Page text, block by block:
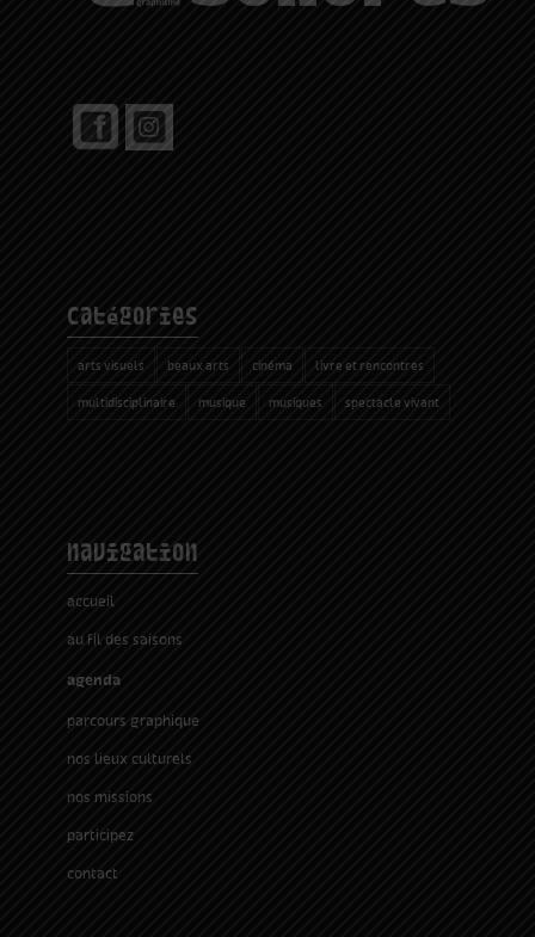
catégories
arts visuels beaux arts cinéma livre et rencontres
multidisciplinaire musique musiques spectacle vivant
navigation
accueil
au fil des saisons
agenda
parcours graphique
nos lieux culturels
nos missions
participez
contact